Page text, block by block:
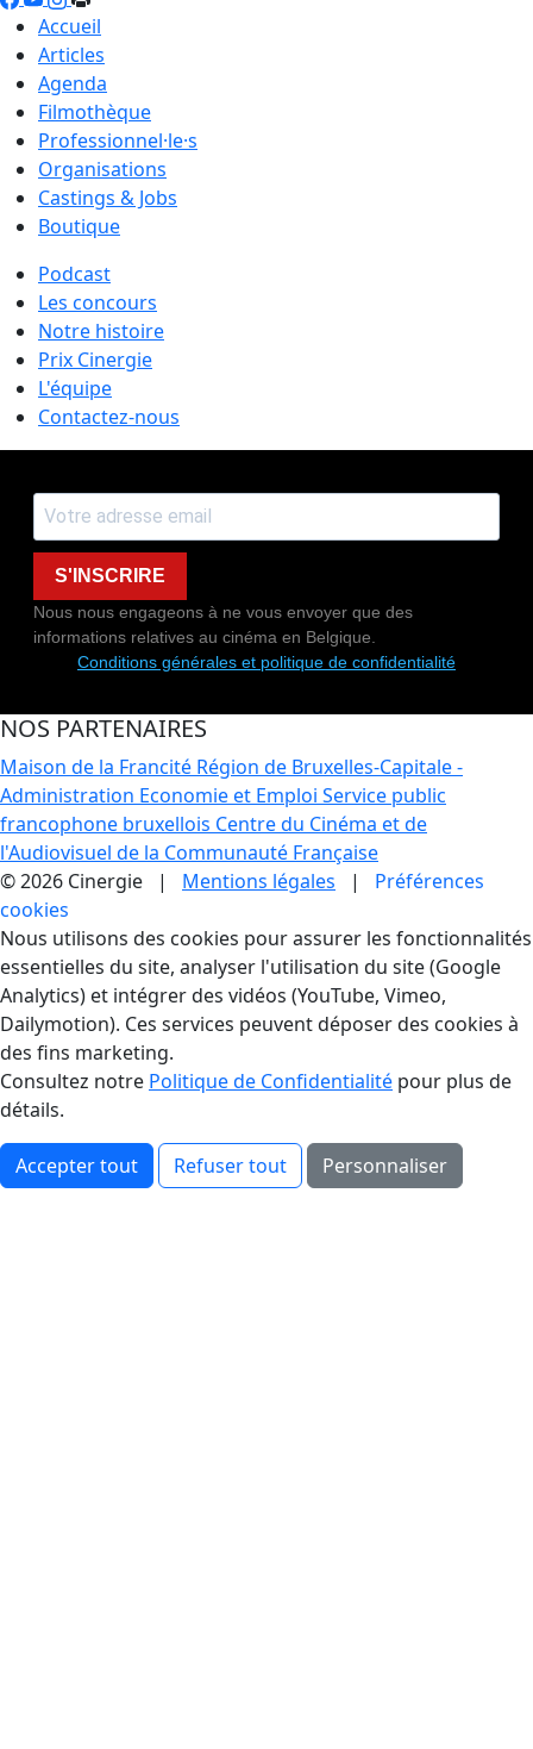
Accueil
Articles
Agenda
Filmothèque
Professionnel·le·s
Organisations
Castings & Jobs
Boutique
Podcast
Les concours
Notre histoire
Prix Cinergie
L'équipe
Contactez-nous
S'INSCRIRE
Nous nous engageons à ne vous envoyer que des
informations relatives au cinéma en Belgique.
Conditions générales et politique de confidentialité
NOS PARTENAIRES
Maison de la Francité Région de Bruxelles-Capitale -
Administration Economie et Emploi Service public
francophone bruxellois Centre du Cinéma et de
l'Audiovisuel de la Communauté Française
© 2026 Cinergie | Mentions légales | Préférences
cookies
Gestion des Cookies
Nous utilisons des cookies pour assurer les fonctionnalités
essentielles du site, analyser l'utilisation du site (Google
Analytics) et intégrer des vidéos (YouTube, Vimeo,
Dailymotion). Ces services peuvent déposer des cookies à
des fins marketing.
Consultez notre Politique de Confidentialité pour plus de
détails.
Accepter tout Refuser tout Personnaliser